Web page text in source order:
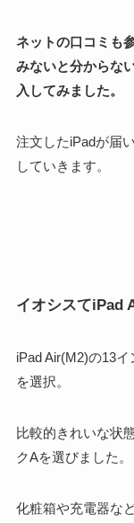
ネットの口コミも
みないと分からな
入してみました。
注文したiPadが届
していきます。
イオシスてiPad
iPad Air(M2)の13
を選択。
比較的きれいな状
クAを選びました。
化粧箱や充電器な